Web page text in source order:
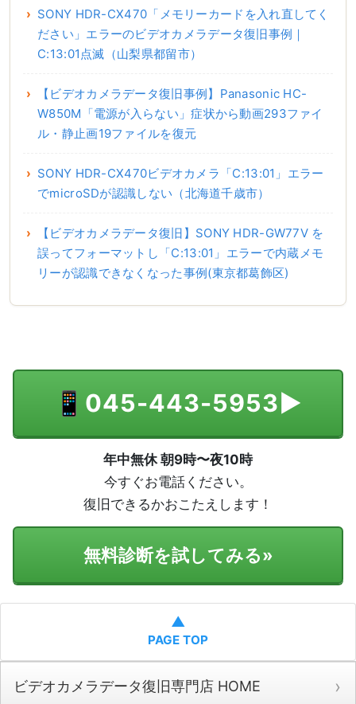
SONY HDR-CX470「メモリーカードを入れ直してく
ださい」エラーのビデオカメラデータ復旧事例｜
C:13:01点滅（山梨県都留市）
【ビデオカメラデータ復旧事例】Panasonic HC-
W850M「電源が入らない」症状から動画293ファイ
ル・静止画19ファイルを復元
SONY HDR-CX470ビデオカメラ「C:13:01」エラー
でmicroSDが認識しない（北海道千歳市）
【ビデオカメラデータ復旧】SONY HDR-GW77V を
誤ってフォーマットし「C:13:01」エラーで内蔵メモ
リーが認識できなくなった事例(東京都葛飾区)
📱 045-443-5953▶
年中無休 朝9時〜夜10時
今すぐお電話ください。
復旧できるかおこたえします！
無料診断を試してみる»
▲
PAGE TOP
ビデオカメラデータ復旧専門店 HOME